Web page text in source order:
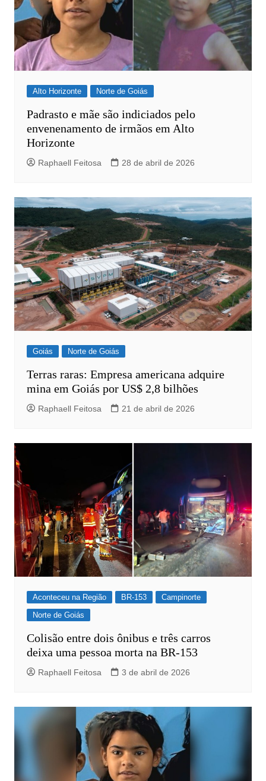
Alto Horizonte Norte de Goiás
Padrasto e mãe são indiciados pelo
envenenamento de irmãos em Alto
Horizonte
Raphaell Feitosa 28 de abril de 2026
Goiás Norte de Goiás
Terras raras: Empresa americana adquire
mina em Goiás por US$ 2,8 bilhões
Raphaell Feitosa 21 de abril de 2026
Aconteceu na Região BR-153
Campinorte
Norte de Goiás
Colisão entre dois ônibus e três carros
deixa uma pessoa morta na BR-153
Raphaell Feitosa 3 de abril de 2026